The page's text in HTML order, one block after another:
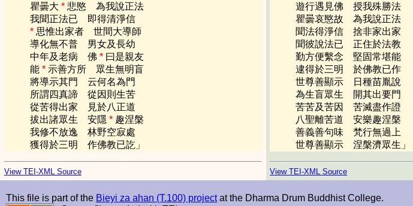
瞿曇大 * 悲愍 為我說正法
我聞正法已 即得清淨信
* 思惟出家者 世間大導師
導化無不普 男女及長幼
中年及老病 佛 * 曰是親友
能* 示善方所 眾生無明盲
將導示其門 云何名為門
所謂四真諦 從因則生苦
從苦得出家 見於八正道
拔出諸眾生 安隱 * 趣涅槃
我修不放逸 林野空寂處
獲得於三明 作佛教已訖 」
View TEI-XML Source
遊行遇見佛 授我殊勝法
瞿曇哀愍故 為我說正法
聞法得淨信 捨非家出家
聞彼說法已 正住於法教
勤方便繫念 堅固常堪能
逮得於三明 於佛教已作
世尊善顯示 日種苗胤說
為生盲眾生 開其出要門
苦苦及苦因 苦滅盡作證
八聖離苦道 安樂趣涅槃
善義善句味 梵行無過上
世尊善顯示 涅槃濟眾生 」
View TEI-XML Source
This file is part of the Bieyi za ahan (T.100) projectat the Dharma Drum Buddhist College.